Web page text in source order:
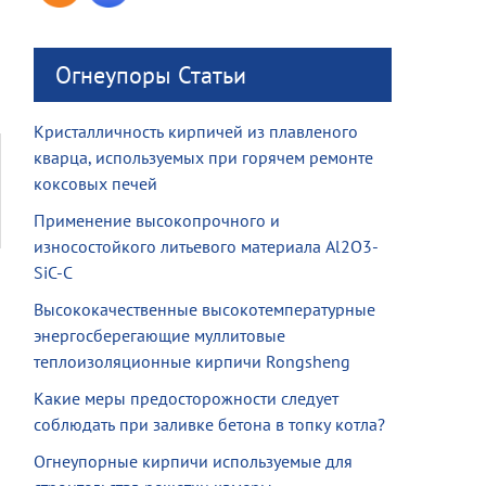
Огнеупоры Статьи
Кристалличность кирпичей из плавленого
кварца, используемых при горячем ремонте
коксовых печей
Применение высокопрочного и
износостойкого литьевого материала Al2O3-
SiC-C
Высококачественные высокотемпературные
энергосберегающие муллитовые
теплоизоляционные кирпичи Rongsheng
Какие меры предосторожности следует
соблюдать при заливке бетона в топку котла?
Огнеупорные кирпичи используемые для